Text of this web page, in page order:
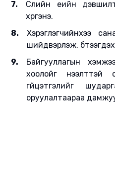
7.
Сүүлийн үеийн
хүргэнэ.
8.
Хэрэглэгчийнхээ
шийдвэрлэж,
9.
Байгууллагын
хоолойг нээлттэй
гүйцэтгэлийг
оруулалтаараа